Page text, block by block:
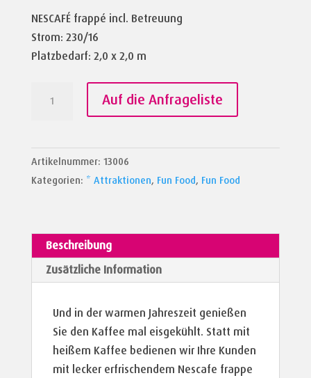
NESCAFÉ frappé incl. Betreuung
Strom: 230/16
Platzbedarf: 2,0 x 2,0 m
Auf die Anfrageliste
Artikelnummer: 13006
Kategorien: * Attraktionen, Fun Food, Fun Food
Beschreibung
Zusätzliche Information
Und in der warmen Jahreszeit genießen
Sie den Kaffee mal eisgekühlt. Statt mit
heißem Kaffee bedienen wir Ihre Kunden
mit lecker erfrischendem Nescafe frappe